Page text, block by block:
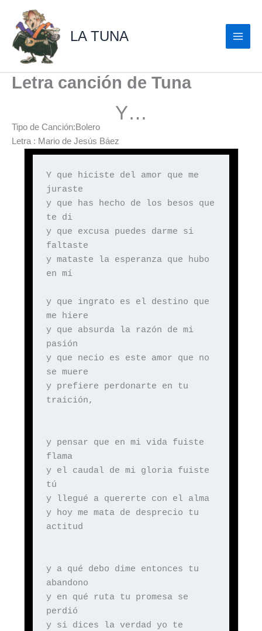
contenido
LA TUNA
Letra canción de Tuna
Y…
Tipo de Canción:Bolero
Letra : Mario de Jesús Báez
Y que hiciste del amor que me
juraste
y que has hecho de los besos que
te di
y que excusa puedes darme si
faltaste
y mataste la esperanza que hubo
en mí
y que ingrato es el destino que
me hiere
y que absurda la razón de mi
pasión
y que necio es este amor que no
se muere
y prefiere perdonarte en tu
traición,
y pensar que en mi vida fuiste
flama
y el caudal de mi gloria fuiste
tú
y llegué a quererte con el alma
y hoy me mata de desprecio tu
actitud
y a qué debo dime entonces tu
abandono
y en qué ruta tu promesa se
perdió
y si dices la verdad yo te